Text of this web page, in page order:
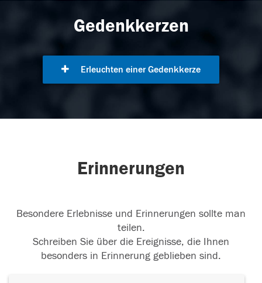
Gedenkkerzen
Erleuchten einer Gedenkkerze
Erinnerungen
Besondere Erlebnisse und Erinnerungen sollte man
teilen.
Schreiben Sie über die Ereignisse, die Ihnen
besonders in Erinnerung geblieben sind.